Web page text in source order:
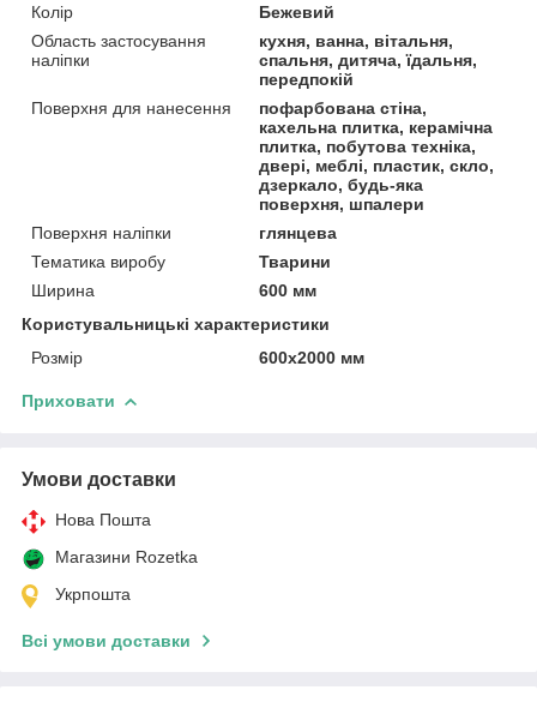
Колір
Бежевий
Область застосування
наліпки
кухня, ванна, вітальня,
спальня, дитяча, їдальня,
передпокій
Поверхня для нанесення
пофарбована стіна,
кахельна плитка, керамічна
плитка, побутова техніка,
двері, меблі, пластик, скло,
дзеркало, будь-яка
поверхня, шпалери
Поверхня наліпки
глянцева
Тематика виробу
Тварини
Ширина
600 мм
Користувальницькі характеристики
Розмір
600х2000 мм
Приховати
Умови доставки
Нова Пошта
Магазини Rozetka
Укрпошта
Всі умови доставки